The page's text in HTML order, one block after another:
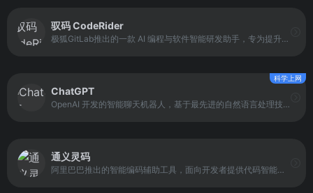
驭码 CodeRider
极狐GitLab推出的一款 AI 编程与软件智能研发助手，专为提升程序员编码效率和研发效能设计。它支持端侧 PC 原生部署和私有化服务器部署，使开发者能够在离线环境下使用，同时保证企业核心数据安全。
科学上网
ChatGPT
OpenAI 开发的智能聊天机器人，基于最先进的自然语言处理技术。它能够理解和生成多种语言的文本信息，支持对话、问题解答、文本创作、知识查询等功能。
通义灵码
阿里巴巴推出的智能编码辅助工具，面向开发者提供代码智能生成、智能问答、多文件修改与编程智能体等能力。它的定位是提升研发效率与体验，帮助开发者在需求到代码的过程中减少重复劳动与沟通成本。